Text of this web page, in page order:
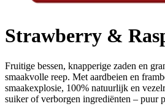
Strawberry &
Fruitige bessen, knapperige zaden en
smaakvolle reep. Met aardbeien en
smaakexplosie, 100% natuurlijk en
suiker of verborgen ingrediënten – puur